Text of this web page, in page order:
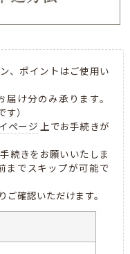
、ポイントはご使用い
け分のみ承ります。
）
ページ 上でお手続きが
続きをお願いいたしま
までスキップが可能で
ご確認いただけます。